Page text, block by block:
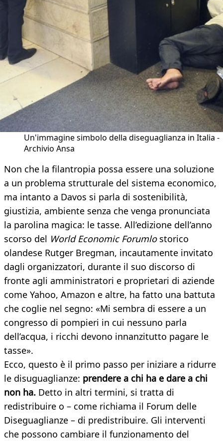
Un'immagine simbolo della diseguaglianza in Italia -
Archivio Ansa
Non che la filantropia possa essere una soluzione
a un problema strutturale del sistema economico,
ma intanto a Davos si parla di sostenibilità,
giustizia, ambiente senza che venga pronunciata
la parolina magica: le tasse. All’edizione dell’anno
scorso del World Economic Forumlostorico
olandese Rutger Bregman, incautamente invitato
dagli organizzatori, durante il suo discorso di
fronte agli amministratori e proprietari di aziende
come Yahoo, Amazon e altre, ha fatto una battuta
che coglie nel segno: «Mi sembra di essere a un
congresso di pompieri in cui nessuno parla
dell’acqua, i ricchi devono innanzitutto pagare le
tasse».
Ecco, questo è il primo passo per iniziare a ridurre
le disuguaglianze: prendere a chi ha e dare a chi
non ha. Detto in altri termini, si tratta di
redistribuire o – come richiama il Forum delle
Diseguaglianze – di predistribuire. Gli interventi
che possono cambiare il funzionamento del